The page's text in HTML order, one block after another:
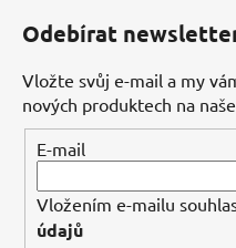
Odebírat
Vložte svůj e-mail a my
nových produktech na
E-mail
Vložením e-mailu
údajů